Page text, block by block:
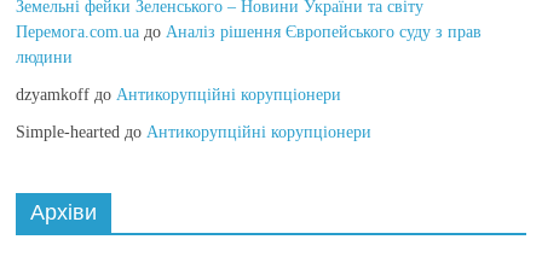
Земельні фейки Зеленського – Новини України та світу
Перемога.com.ua доАналіз рішення Європейського суду з прав
людини
dzyamkoff доАнтикорупційні корупціонери
Simple-hearted доАнтикорупційні корупціонери
Архіви